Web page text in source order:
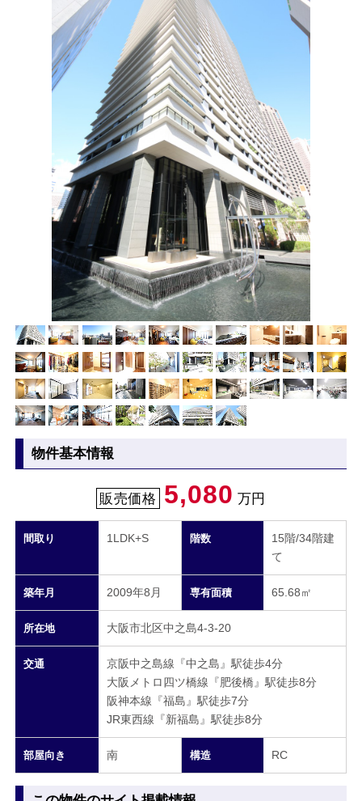
物件基本情報
販売価格 5,080 万円
間取り 1LDK+S 階数
15階/34階建
て
築年月 2009年8月 専有面積 65.68㎡
所在地 大阪市北区中之島4-3-20
交通
京阪中之島線『中之島』駅徒歩4分
大阪メトロ四ツ橋線『肥後橋』駅徒歩8分
阪神本線『福島』駅徒歩7分
JR東西線『新福島』駅徒歩8分
部屋向き 南 構造 RC